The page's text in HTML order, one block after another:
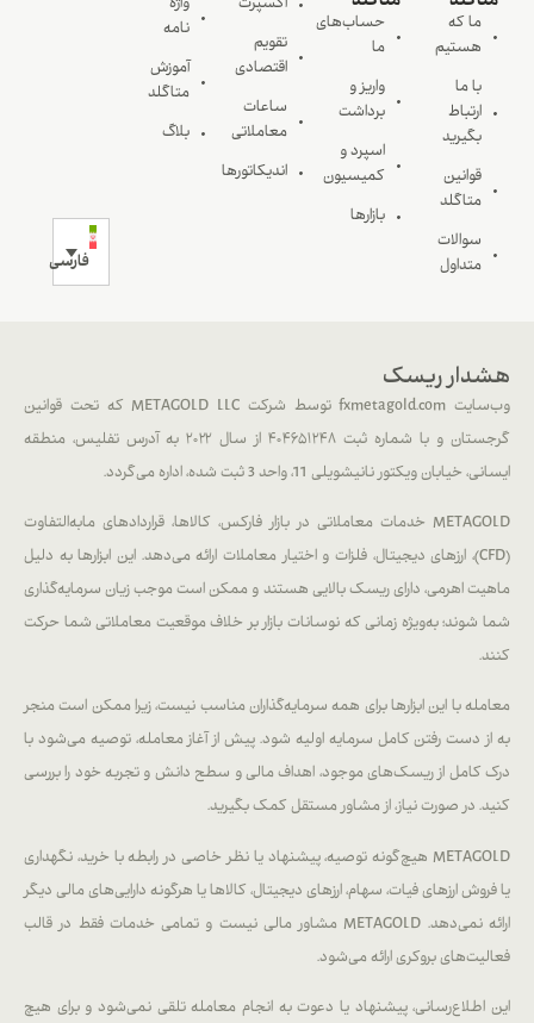
ما که
هستیم
با ما
ارتباط
بگیرید
قوانین
متاگلد
سوالات
متداول
حساب‌های
ما
واریز و
برداشت
اسپرد و
کمیسیون
بازارها
اکسپرت
تقویم
اقتصادی
ساعات
معاملاتی
اندیکاتورها
واژه
نامه
آموزش
متاگلد
بلاگ
فارسی
هشدار ریسک
وب‌سایت fxmetagold.com توسط شرکت METAGOLD LLC که تحت قوانین
گرجستان و با شماره ثبت ۴۰۴۶۵۱۲۴۸ از سال ۲۰۲۲ به آدرس تفلیس، منطقه
ایسانی، خیابان ویکتور نانیشویلی 11، واحد 3 ثبت شده، اداره می‌گردد.
METAGOLD خدمات معاملاتی در بازار فارکس، کالاها، قراردادهای مابه‌التفاوت
(CFD)، ارزهای دیجیتال، فلزات و اختیار معاملات ارائه می‌دهد. این ابزارها به دلیل
ماهیت اهرمی، دارای ریسک بالایی هستند و ممکن است موجب زیان سرمایه‌گذاری
شما شوند؛ به‌ویژه زمانی که نوسانات بازار بر خلاف موقعیت معاملاتی شما حرکت
کنند.
معامله با این ابزارها برای همه سرمایه‌گذاران مناسب نیست، زیرا ممکن است منجر
به از دست رفتن کامل سرمایه اولیه شود. پیش از آغاز معامله، توصیه می‌شود با
درک کامل از ریسک‌های موجود، اهداف مالی و سطح دانش و تجربه خود را بررسی
کنید. در صورت نیاز، از مشاور مستقل کمک بگیرید.
METAGOLD هیچ‌گونه توصیه، پیشنهاد یا نظر خاصی در رابطه با خرید، نگهداری
یا فروش ارزهای فیات، سهام، ارزهای دیجیتال، کالاها یا هرگونه دارایی‌های مالی دیگر
ارائه نمی‌دهد. METAGOLD مشاور مالی نیست و تمامی خدمات فقط در قالب
فعالیت‌های بروکری ارائه می‌شود.
این اطلاع‌رسانی، پیشنهاد یا دعوت به انجام معامله تلقی نمی‌شود و برای هیچ